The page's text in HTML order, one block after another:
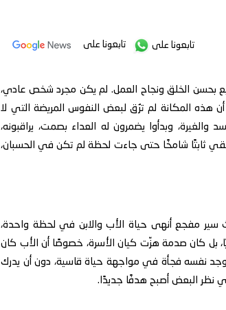
تابعونا على تابعونا على
بحسن الخلق ونجاح العمل. لم يكن مجرد شخص عادي،
هذه المكانة لم ترُق لبعض النفوس المريضة التي لا
وبدأوا يضمرون له العداء بصمت، يراقبونه،
ثابتًا شامخًا حتى جاءت لحظة لم تكن في الحسبان،
سير مفجع أنهى حياة الأب والابن في لحظة واحدة،
بل كان صدمة هزّت كيان الأسرة، خصوصًا أن الأب كان
وجد نفسه فجأة في مواجهة حياة قاسية، دون أن يدرك
نظر البعض أصبح هدفًا جديدًا.